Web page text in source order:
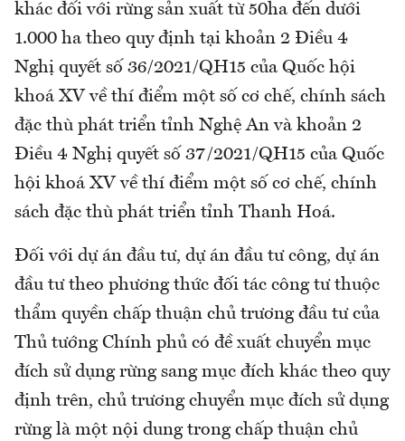
khác đối với rừng sản xuất từ 50ha đến dưới
1.000 ha theo quy định tại khoản 2 Điều 4
Nghị quyết số 36/2021/QH15 của Quốc hội
khoá XV về thí điểm một số cơ chế, chính sách
đặc thù phát triển tỉnh Nghệ An và khoản 2
Điều 4 Nghị quyết số 37/2021/QH15 của Quốc
hội khoá XV về thí điểm một số cơ chế, chính
sách đặc thù phát triển tỉnh Thanh Hoá.
Đối với dự án đầu tư, dự án đầu tư công, dự án
đầu tư theo phương thức đối tác công tư thuộc
thẩm quyền chấp thuận chủ trương đầu tư của
Thủ tướng Chính phủ có đề xuất chuyển mục
đích sử dụng rừng sang mục đích khác theo quy
định trên, chủ trương chuyển mục đích sử dụng
rừng là một nội dung trong chấp thuận chủ